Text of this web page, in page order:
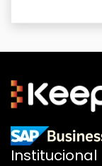
Institucional